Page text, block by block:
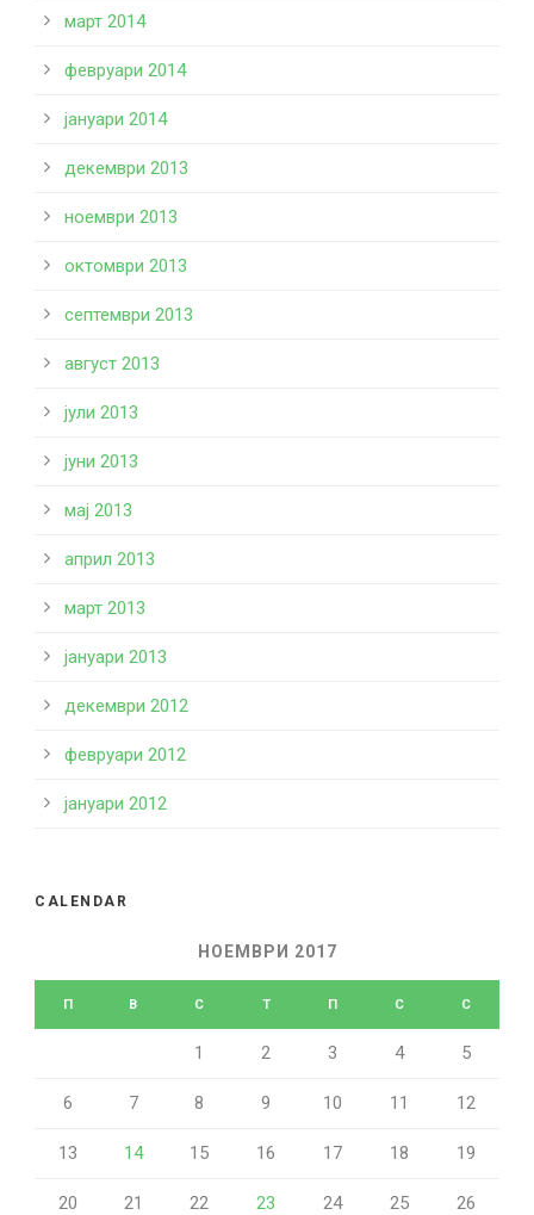
март 2014
февруари 2014
јануари 2014
декември 2013
ноември 2013
октомври 2013
септември 2013
август 2013
јули 2013
јуни 2013
мај 2013
април 2013
март 2013
јануари 2013
декември 2012
февруари 2012
јануари 2012
CALENDAR
НОЕМВРИ 2017
П В С T П С С
1 2 3 4 5
6 7 8 9 10 11 12
13 14 15 16 17 18 19
20 21 22 23 24 25 26